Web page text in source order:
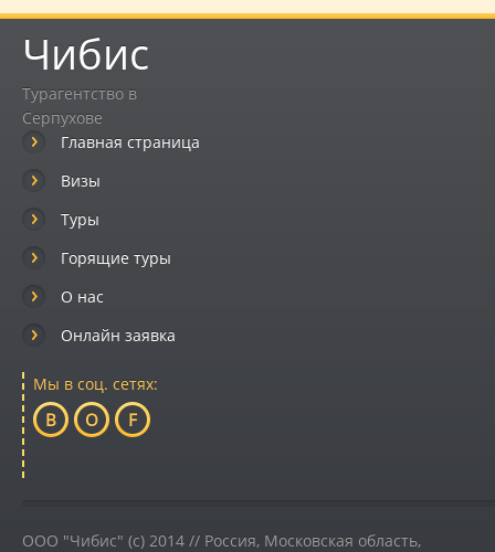
Чибис
Турагентство в
Серпухове
Главная страница
Визы
Туры
Горящие туры
О нас
Онлайн заявка
Мы в соц. сетях:
B O F
ООО "Чибис" (c) 2014 // Россия, Московская область,